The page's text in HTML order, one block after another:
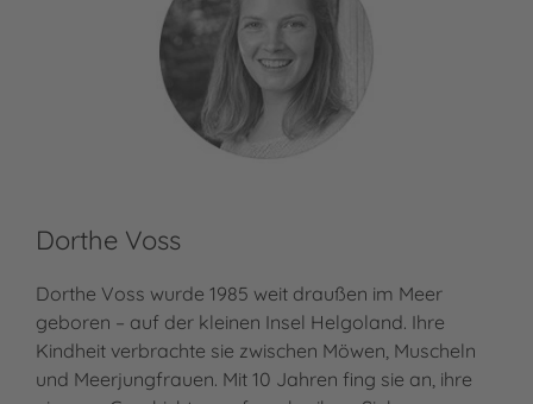
Dorthe Voss
Dorthe Voss wurde 1985 weit draußen im Meer
geboren – auf der kleinen Insel Helgoland. Ihre
Kindheit verbrachte sie zwischen Möwen, Muscheln
und Meerjungfrauen. Mit 10 Jahren fing sie an, ihre